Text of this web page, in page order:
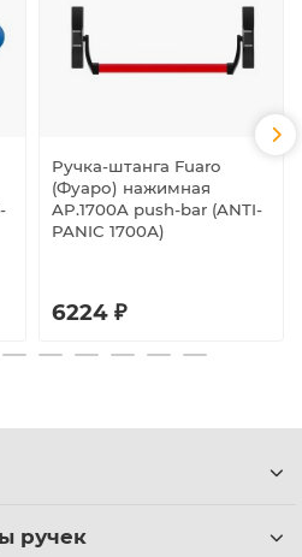
Ручка-штанга Fuaro
(Фуаро) нажимная
AP.1700A push-bar (ANTI-
PANIC 1700А)
6224 ₽
ручек